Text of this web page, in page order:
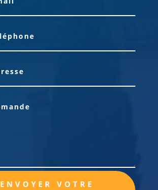
ENVOYER VOTRE